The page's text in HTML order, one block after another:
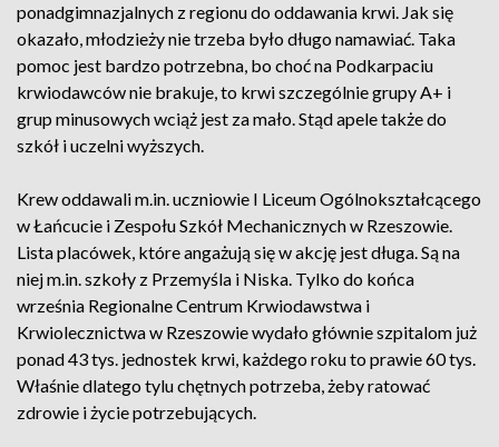
ponadgimnazjalnych z regionu do oddawania krwi. Jak się
okazało, młodzieży nie trzeba było długo namawiać. Taka
pomoc jest bardzo potrzebna, bo choć na Podkarpaciu
krwiodawców nie brakuje, to krwi szczególnie grupy A+ i
grup minusowych wciąż jest za mało. Stąd apele także do
szkół i uczelni wyższych.
Krew oddawali m.in. uczniowie I Liceum Ogólnokształcącego
w Łańcucie i Zespołu Szkół Mechanicznych w Rzeszowie.
Lista placówek, które angażują się w akcję jest długa. Są na
niej m.in. szkoły z Przemyśla i Niska. Tylko do końca
września Regionalne Centrum Krwiodawstwa i
Krwiolecznictwa w Rzeszowie wydało głównie szpitalom już
ponad 43 tys. jednostek krwi, każdego roku to prawie 60 tys.
Właśnie dlatego tylu chętnych potrzeba, żeby ratować
zdrowie i życie potrzebujących.